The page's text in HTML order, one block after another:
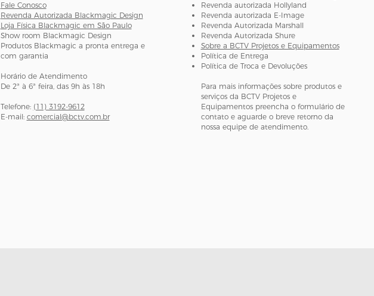
Fale Conosco
Revenda Autorizada Blackmagic Design
Loja Física Blackmagic em São Paulo
Show room Blackmagic Design
Produtos Blackmagic a pronta entrega e
com garantia
Horário de Atendimento
De 2ª à 6ª feira, das 9h às 18h
Telefone: (11) 3192-9612
E-mail: comercial@bctv.com.br
Revenda autorizada Hollyland
Revenda autorizada E-Image
Revenda Autorizada Marshall
Revenda Autorizada Shure
Sobre a BCTV Projetos e Equipamentos
Política de Entrega
Política de Troca e Devoluções
Para mais informações sobre produtos e
serviços da BCTV Projetos e
Equipamentos preencha o formulário de
contato e aguarde o breve retorno da
nossa equipe de atendimento.